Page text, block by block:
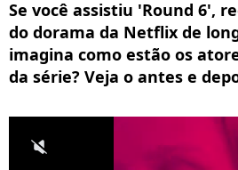
Se você assistiu 'Round 6',
do dorama da Netflix de
imagina como estão os
da série? Veja o antes e